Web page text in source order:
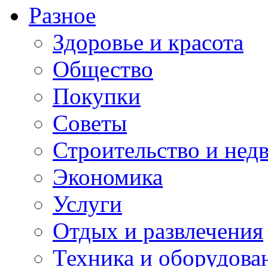
Разное
Здоровье и красота
Общество
Покупки
Советы
Строительство и
Экономика
Услуги
Отдых и развлечения
Техника и